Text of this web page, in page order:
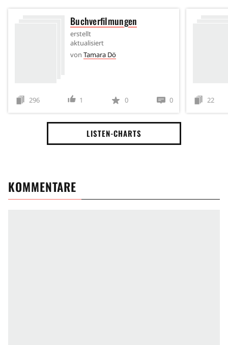
Buchverfilmungen
erstellt
aktualisiert
von Tamara Dö
296 1 0 0 22
LISTEN-CHARTS
KOMMENTARE